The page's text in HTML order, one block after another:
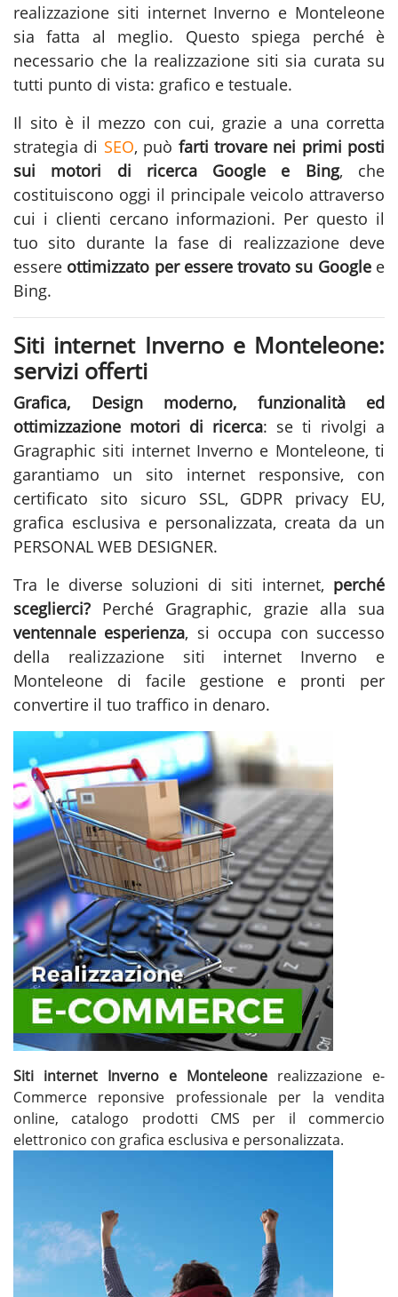
realizzazione siti internet Inverno e Monteleone
sia fatta al meglio. Questo spiega perché è
necessario che la realizzazione siti sia curata su
tutti punto di vista: grafico e testuale.
Il sito è il mezzo con cui, grazie a una corretta
strategia di SEO, può farti trovare nei primi posti
sui motori di ricerca Google e Bing, che
costituiscono oggi il principale veicolo attraverso
cui i clienti cercano informazioni. Per questo il
tuo sito durante la fase di realizzazionedeve
essere ottimizzato per essere trovato su Googlee
Bing.
Siti internet Inverno e Monteleone:
servizi offerti
Grafica, Design moderno, funzionalità ed
ottimizzazione motori di ricerca: se ti rivolgi a
Gragraphic siti internet Inverno e Monteleone, ti
garantiamo un sito internet responsive, con
certificato sito sicuro SSL, GDPR privacy EU,
grafica esclusiva e personalizzata, creata da un
PERSONAL WEB DESIGNER.
Tra le diverse soluzioni di siti internet, perché
sceglierci? Perché Gragraphic, grazie alla sua
ventennale esperienza, si occupa con successo
della realizzazione siti internet Inverno e
Monteleone di facile gestione e pronti per
convertire il tuo traffico in denaro.
Siti internet Inverno e Monteleone realizzazione e-
Commerce reponsive professionale per la vendita
online, catalogo prodotti CMS per il commercio
elettronico con grafica esclusiva e personalizzata.